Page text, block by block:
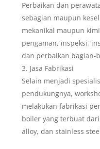
Perbaikan dan
sebagian maupun
mekanikal maupun
pengaman, inspeksi,
dan perbaikan bagian-
Jasa Fabrikasi
Selain menjadi
pendukungnya,
melakukan fabrikasi
boiler yang terbuat
alloy, dan stainless